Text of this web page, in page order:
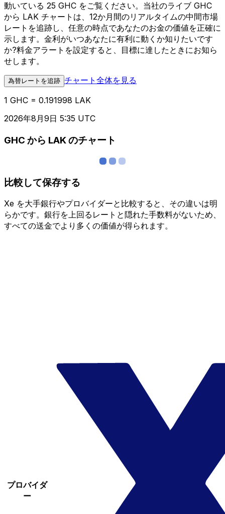
動いている 25 GHC をご覧ください。当社のライブ GHC
から LAK チャートは、12か月間のリアルタイムの中間市場
レートを追跡し、任意の時点であなたのお金の価値を正確に
示します。金利がいつあなたに有利に動くか知りたいです
か?料金アラートを設定すると、目標に達したときにお知ら
せします。
為替レートを追跡 チャート全体を見る
1 GHC = 0.191998 LAK
2026年8月9日 5:35 UTC
GHC から LAK のチャート
比較して保存する
Xe を大手銀行やプロバイダーと比較すると、その違いは明
らかです。銀行を上回るレートと隠れた手数料がないため、
すべての送金でより多くの価値が得られます。
プロバイダ
ー